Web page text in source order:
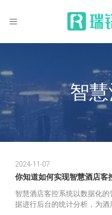
导
智
2024-11-07
你知道如何实现智慧酒店客
智慧酒店客控系统以数据化
据进行后台的统计分析，为